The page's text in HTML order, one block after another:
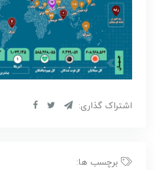
اشتراک گذاری:
برچسب ها: